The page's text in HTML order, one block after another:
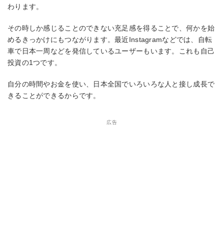
わります。
その時しか感じることのできない充足感を得ることで、何かを始
めるきっかけにもつながります。最近Instagramなどでは、自転
車で日本一周などを発信しているユーザーもいます。これも自己
投資の1つです。
自分の時間やお金を使い、日本全国でいろいろな人と接し成長で
きることができるからです。
広告